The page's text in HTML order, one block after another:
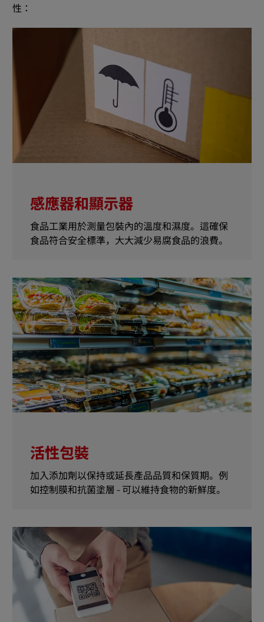
性：
感應器和顯示器
食品工業用於測量包裝內的溫度和濕度。這確保
食品符合安全標準，大大減少易腐食品的浪費。
活性包裝
加入添加劑以保持或延長產品品質和保質期。例
如控制膜和抗菌塗層 - 可以維持食物的新鮮度。